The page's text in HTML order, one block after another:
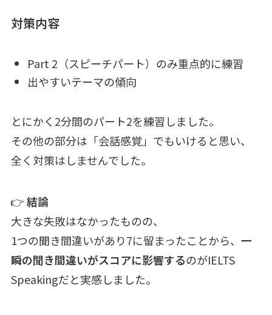
対策内容
Part 2（スピーチパート）のみ重点的に練習
出やすいテーマの傾向
とにかく2分間のパート2を練習しました。
その他の部分は「会話感覚」でもいけると思い、
全く対策はしませんでした。
👉結論
大きな失敗はなかったものの、
1つの聞き間違いがあり7に留まったことから、 一
瞬の聞き間違いがスコアに影響するのがIELTS
Speakingだと実感しました。